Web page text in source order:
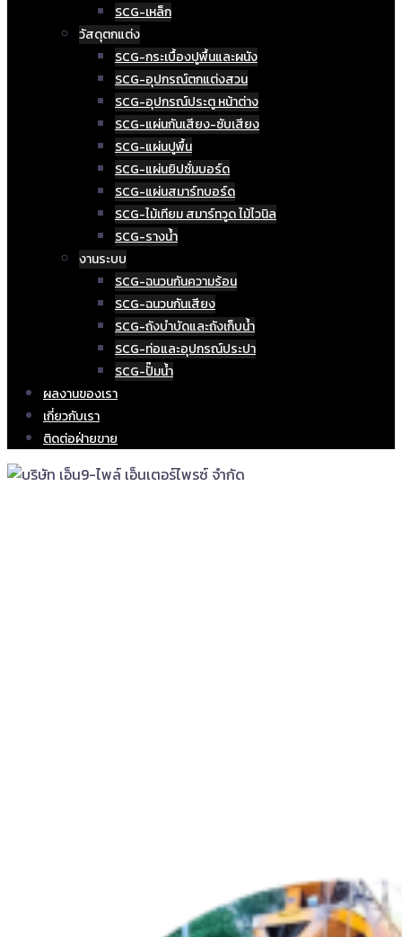
SCG-เหล็ก
วัสดุตกแต่ง
SCG-กระเบื้องปูพื้นและผนัง
SCG-อุปกรณ์ตกแต่งสวน
SCG-อุปกรณ์ประตู หน้าต่าง
SCG-แผ่นกันเสียง-ซับเสียง
SCG-แผ่นปูพื้น
SCG-แผ่นยิปซั่มบอร์ด
SCG-แผ่นสมาร์ทบอร์ด
SCG-ไม้เทียม สมาร์ทวูด ไม้ไวนิล
SCG-รางน้ำ
งานระบบ
SCG-ฉนวนกันความร้อน
SCG-ฉนวนกันเสียง
SCG-ถังบำบัดและถังเก็บน้ำ
SCG-ท่อและอุปกรณ์ประปา
SCG-ปั๊มน้ำ
ผลงานของเรา
เกี่ยวกับเรา
ติดต่อฝ่ายขาย